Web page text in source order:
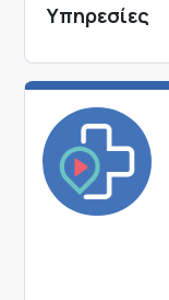
Υπηρεσίες